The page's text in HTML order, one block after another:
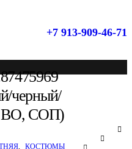
+7 913-909-46-71
черный/
ВО, СОП)
, КОСТЮМЫ